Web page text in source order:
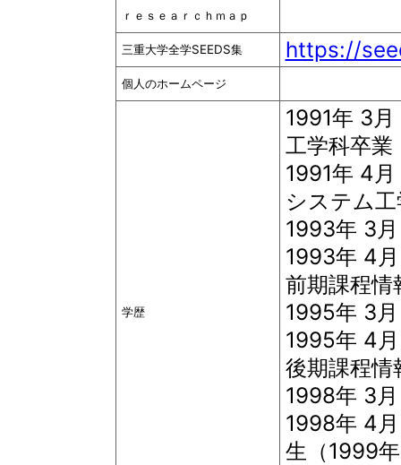
ｒｅｓｅａｒｃｈｍａｐ
三重大学全学SEEDS集 https://
個人のホームページ
学歴
1991年 3
工学科卒業
1991年 4
システム
1993年 3
1993年 4
前期課程情
1995年 3
1995年 4
後期課程情
1998年 3
1998年 4
生（1999